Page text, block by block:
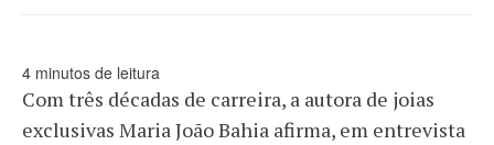
4 minutos de leitura
Com três décadas de carreira, a autora de joias
exclusivas Maria João Bahia afirma, em entrevista